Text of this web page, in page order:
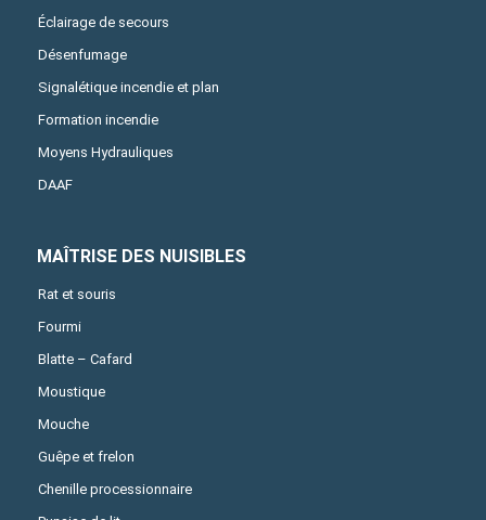
Éclairage de secours
Désenfumage
Signalétique incendie et plan
Formation incendie
Moyens Hydrauliques
DAAF
MAÎTRISE DES NUISIBLES
Rat et souris
Fourmi
Blatte – Cafard
Moustique
Mouche
Guêpe et frelon
Chenille processionnaire